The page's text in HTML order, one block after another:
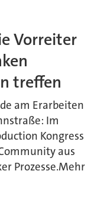
Vorreiter
treffen
am Erarbeiten
Im
Kongress
aus
Prozesse.Mehr